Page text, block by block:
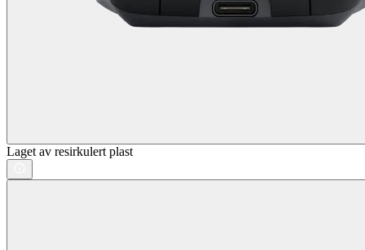
Laget av resirkulert plast